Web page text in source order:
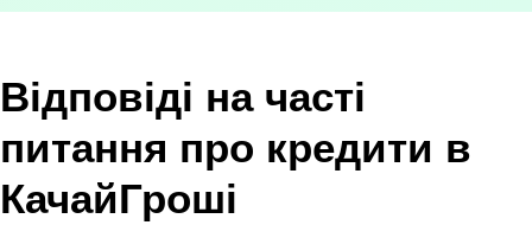
Відповіді на часті
питання про кредити в
КачайГроші